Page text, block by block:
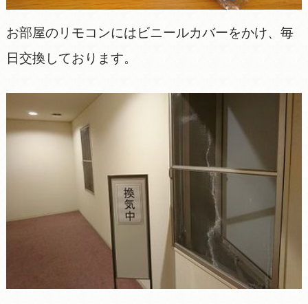
お部屋のリモコンにはビニールカバーをかけ、毎
日交換しております。